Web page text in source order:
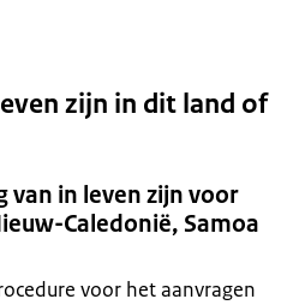
zijn in dit land of
van in leven zijn voor
Caledonië, Samoa
voor het aanvragen